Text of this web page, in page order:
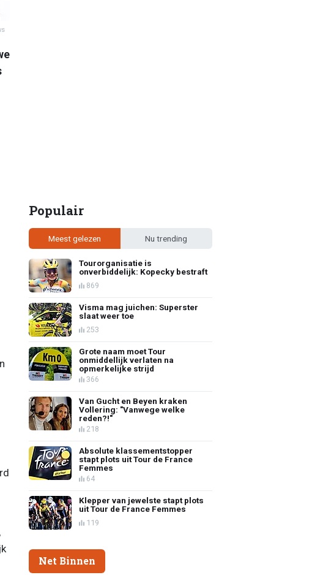
Populair
Meest gelezen Nu trending
Tourorganisatie is
onverbiddelijk: Kopecky bestraft
869
Visma mag juichen: Superster
slaat weer toe
253
Grote naam moet Tour
onmiddellijk verlaten na
opmerkelijke strijd
366
Van Gucht en Beyen kraken
Vollering: "Vanwege welke
reden?!"
218
Absolute klassementstopper
stapt plots uit Tour de France
Femmes
64
Klepper van jewelste stapt plots
uit Tour de France Femmes
119
Net Binnen